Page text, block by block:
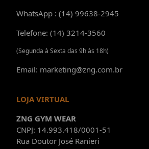
WhatsApp : (14) 99638-2945
Telefone: (14) 3214-3560
(Segunda à Sexta das 9h às 18h)
Email: marketing@zng.com.br
LOJA VIRTUAL
ZNG GYM WEAR
CNPJ: 14.993.418/0001-51
Rua Doutor José Ranieri